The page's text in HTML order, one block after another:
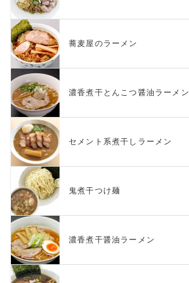
蕎麦屋のラーメン
濃香煮干とんこつ醤油ラーメン
セメント系煮干しラーメン
鬼煮干つけ麺
濃香煮干醤油ラーメン